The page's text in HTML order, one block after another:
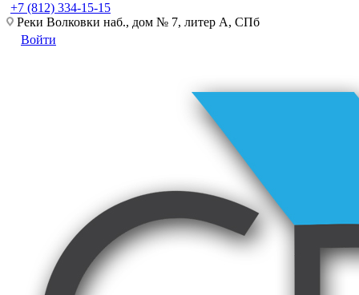
+7 (812) 334-15-15
Реки Волковки наб., дом № 7, литер А, СПб
Войти